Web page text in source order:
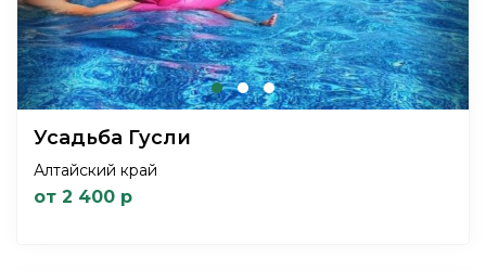
Усадьба Гусли
Алтайский край
от 2 400 р